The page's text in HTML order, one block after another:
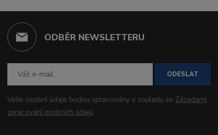
ODBĚR NEWSLETTERU
ODESLAT
Vaše osobní údaje budou spravovány v souladu se Zásadami
zpracování osobních údajů.